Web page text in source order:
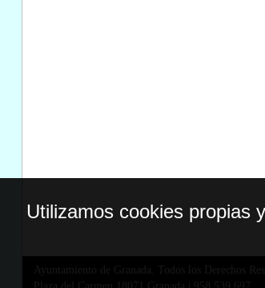
Ayuntamiento de Granada. Todos los Derechos
Utilizamos cookies propias